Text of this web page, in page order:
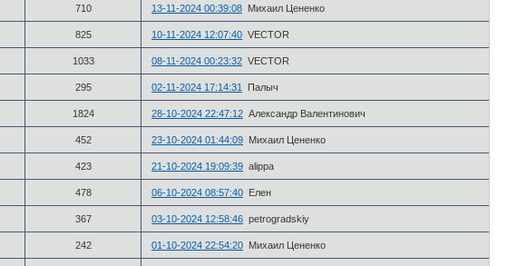
710 13-11-2024 00:39:08 Михаил Цененко
825 10-11-2024 12:07:40 VECTOR
1033 08-11-2024 00:23:32 VECTOR
295 02-11-2024 17:14:31 Палыч
1824 28-10-2024 22:47:12 Александр Валентинович
452 23-10-2024 01:44:09 Михаил Цененко
423 21-10-2024 19:09:39 alippa
478 06-10-2024 08:57:40 Елен
367 03-10-2024 12:58:46 petrogradskiy
242 01-10-2024 22:54:20 Михаил Цененко